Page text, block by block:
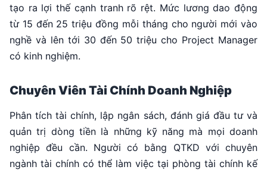
tạo ra lợi thế cạnh tranh rõ rệt. Mức lương dao động
từ 15 đến 25 triệu đồng mỗi tháng cho người mới vào
nghề và lên tới 30 đến 50 triệu cho Project Manager
có kinh nghiệm.
Chuyên Viên Tài Chính Doanh Nghiệp
Phân tích tài chính, lập ngân sách, đánh giá đầu tư và
quản trị dòng tiền là những kỹ năng mà mọi doanh
nghiệp đều cần. Người có bằng QTKD với chuyên
ngành tài chính có thể làm việc tại phòng tài chính kế